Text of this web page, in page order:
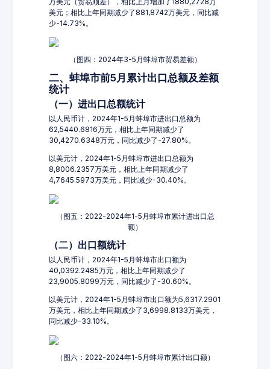
美元；相比上年同期减少了881,8742万美元，同比减
少-14.73%。
（图四：2024年3-5月蚌埠市贸易差额）
二、蚌埠市前5月累计出口总额及差额
统计
（一）进出口总额统计
以人民币计，2024年1-5月蚌埠市进出口总额为
62,5440.6816万元，相比上年同期减少了
30,4270.6348万元，同比减少了-27.80%。
以美元计，2024年1-5月蚌埠市进出口总额为
8,8006.2357万美元，相比上年同期减少了
4,7645.5973万美元，同比减少-30.40%。
（图五：2022-2024年1-5月蚌埠市累计进出口总
额）
（二）出口额统计
以人民币计，2024年1-5月蚌埠市出口额为
40,0392.2485万元，相比上年同期减少了
23,9005.8099万元，同比减少了-30.60%。
以美元计，2024年1-5月蚌埠市出口额为5,6317.2901
万美元，相比上年同期减少了3,6998.8133万美元，
同比减少-33.10%。
（图六：2022-2024年1-5月蚌埠市累计出口额）